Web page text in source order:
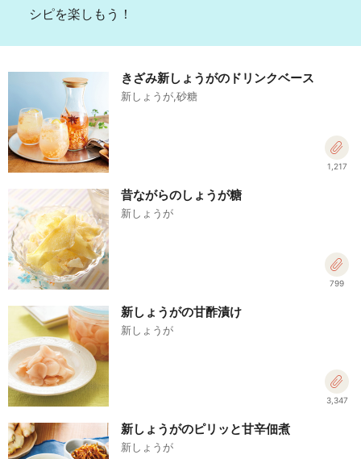
シピを楽しもう！
きざみ新しょうがのドリンクベース
新しょうが,砂糖
1,217
昔ながらのしょうが糖
新しょうが
799
新しょうがの甘酢漬け
新しょうが
3,347
新しょうがのピリッと甘辛佃煮
新しょうが